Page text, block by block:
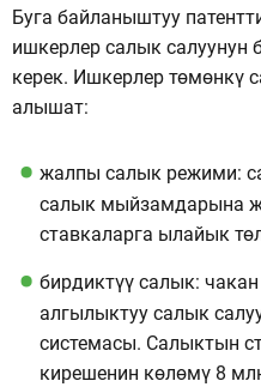
Буга байланыштуу
ишкерлер салык
керек. Ишкерлер төмөнкү
алышат:
жалпы салык режими:
салык мыйзамдарына
ставкаларга ылайык
бирдиктүү салык:
алгылыктуу салык
системасы. Салыктын
кирешенин көлөмү 8